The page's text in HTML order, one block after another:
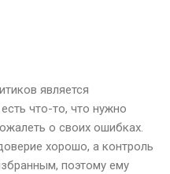
является
что-то, что нужно
о своих ошибках.
хорошо, а контроль
поэтому ему